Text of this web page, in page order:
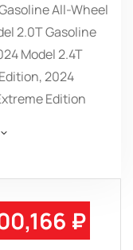
All-Wheel
2.0T Gasoline
Model 2.4T
2024
Edition
₽